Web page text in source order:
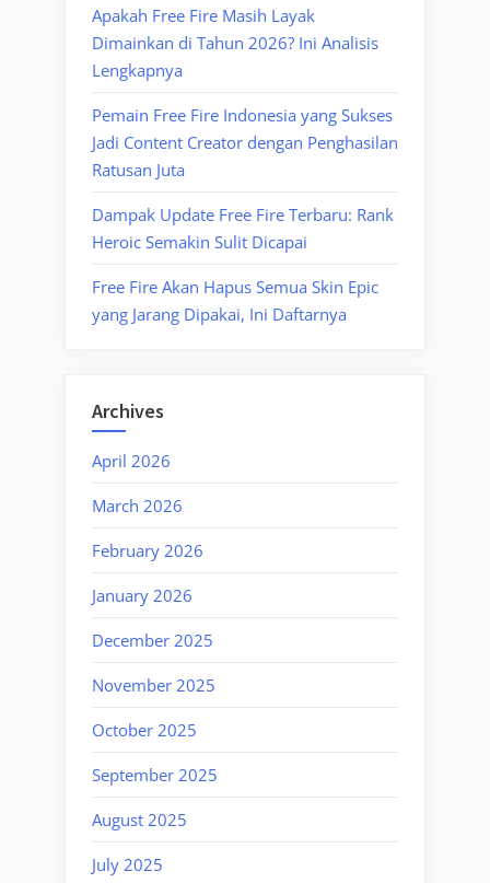
Apakah Free Fire Masih Layak
Dimainkan di Tahun 2026? Ini Analisis
Lengkapnya
Pemain Free Fire Indonesia yang Sukses
Jadi Content Creator dengan Penghasilan
Ratusan Juta
Dampak Update Free Fire Terbaru: Rank
Heroic Semakin Sulit Dicapai
Free Fire Akan Hapus Semua Skin Epic
yang Jarang Dipakai, Ini Daftarnya
Archives
April 2026
March 2026
February 2026
January 2026
December 2025
November 2025
October 2025
September 2025
August 2025
July 2025